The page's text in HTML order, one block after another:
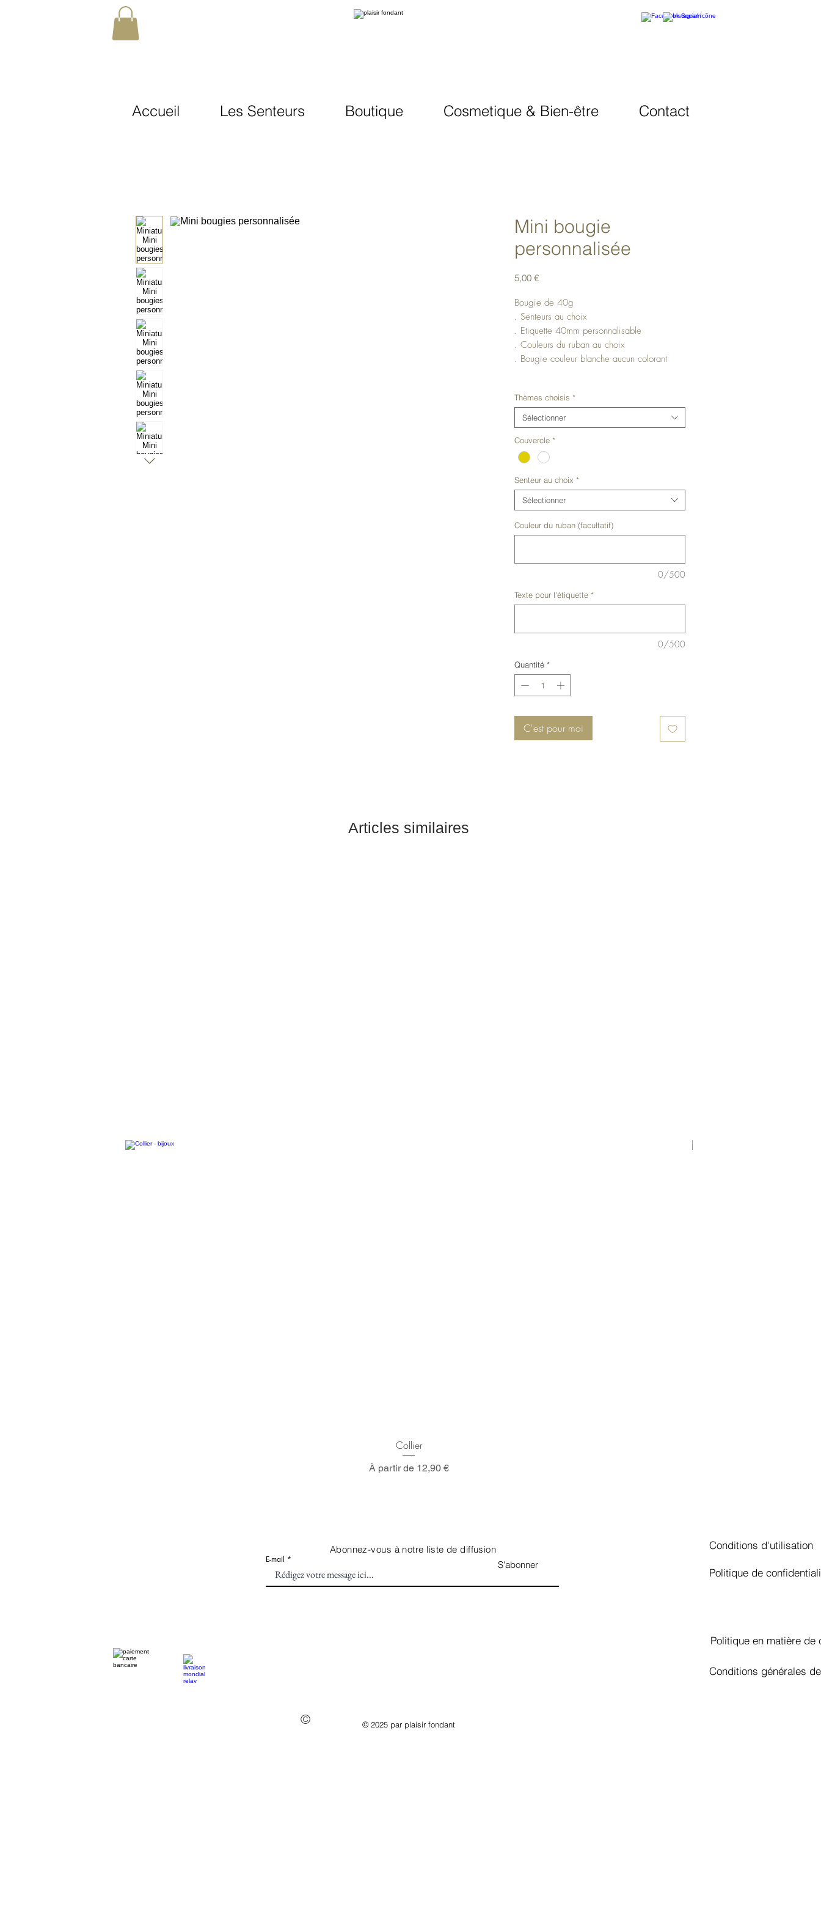
Accueil Les Senteurs Boutique Cosmetique & Bien-être Contact
Mini bougie
personnalisée
5,00 €Prix
Bougie de 40g
. Senteurs au choix
. Etiquette 40mm personnalisable
. Couleurs du ruban au choix
. Bougie couleur blanche aucun colorant
* Si vous avez une demande particuliére
pour les étiquettes personnalisées ,
N'hésitez pas a me contacter.
Mini bougie personnalisée
Thèmes choisis *
Sélectionner
Couvercle *
Senteur au choix *
Sélectionner
Couleur du ruban (facultatif)
0/500
Texte pour l'étiquette *
0/500
Quantité *
C'est pour moi
Articles similaires
Aperçu rapide
Collier
À partir de 12,90 €
Prix promotionnel
Abonnez-vous à notre liste de diffusion
E-mail S'abonner
Conditions d'utilisation
Politique de
Politique en matière
Conditions générales
© © 2025 par plaisir fondant